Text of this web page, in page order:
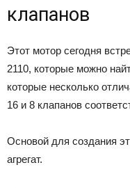
клапанов
Этот мотор сегодня
2110, которые можно
которые несколько
16 и 8 клапанов
Основой для создания
агрегат.